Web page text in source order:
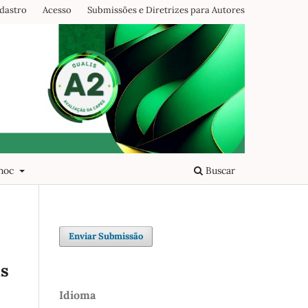
Buscar
Acesso Submissões e Diretrizes para Autores
Enviar Submissão
Idioma